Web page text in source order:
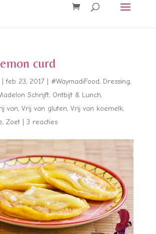
curd
|feb 23, 2017| #WaymadiFood, Dressing,
Schrijft, Ontbijt & Lunch,
van, Vrij van gluten, Vrij van koemelk,
, Zoet| 3 reacties